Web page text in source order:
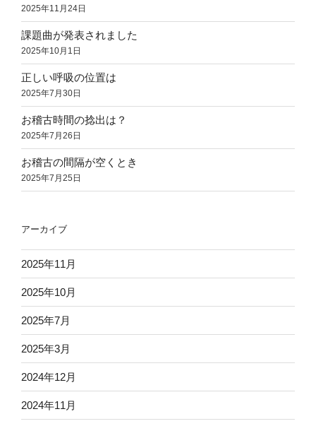
2025年11月24日
課題曲が発表されました
2025年10月1日
正しい呼吸の位置は
2025年7月30日
お稽古時間の捻出は？
2025年7月26日
お稽古の間隔が空くとき
2025年7月25日
アーカイブ
2025年11月
2025年10月
2025年7月
2025年3月
2024年12月
2024年11月